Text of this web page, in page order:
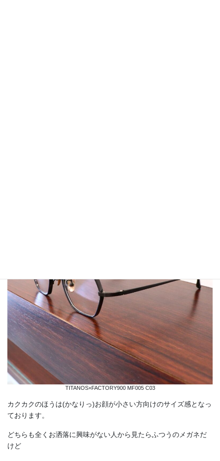
TITANOS×FACTORY900 MF005 C03
カクカクのほうは(かなりっ)お顔が小さい方向けのサイズ感となっ
ております。
どちらも全くお洒落に興味がない人から見たらふつうのメガネだ
けど